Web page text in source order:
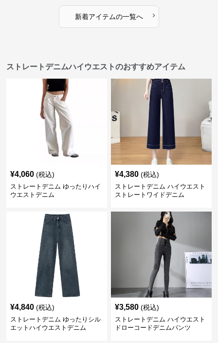
新着アイテムの一覧へ ›
ストレートデニムハイウエストのおすすめアイテム
¥4,060 (税込)
ストレートデニム ゆったりハイ
ウエストデニム
¥4,380 (税込)
ストレートデニム ハイウエスト
ストレートワイドデニム
¥4,840 (税込)
ストレートデニム ゆったりシル
エットハイウエストデニム
¥3,580 (税込)
ストレートデニム ハイウエスト
ドローコードデニムパンツ